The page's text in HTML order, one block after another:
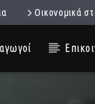
Οικονομικά